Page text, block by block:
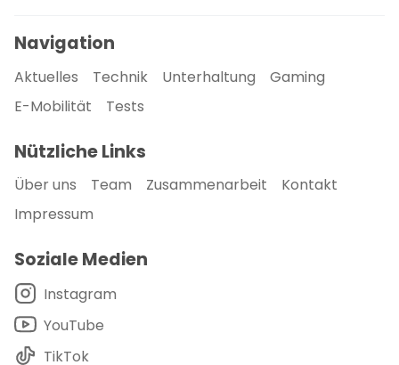
Navigation
Aktuelles Technik Unterhaltung
Gaming
E-Mobilität
Tests
Nützliche Links
Über uns Team Zusammenarbeit
Kontakt
Impressum
Soziale Medien
Instagram
YouTube
TikTok